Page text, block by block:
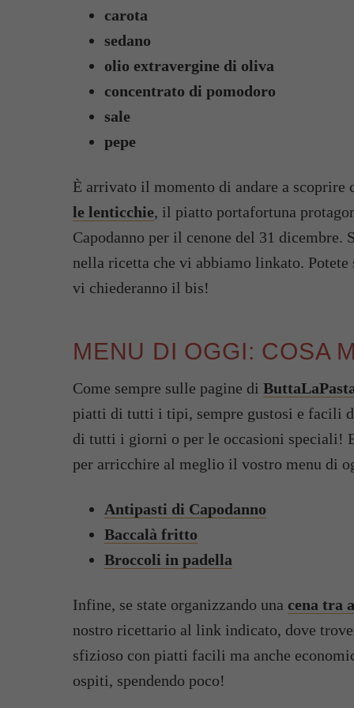
carota
sedano
olio extravergine di oliva
concentrato di pomodoro
sale
pepe
È arrivato il momento di andare a scoprire
le lenticchie, il piatto portafortuna
Capodanno per il cenone del 31 dicembre.
nella ricetta che vi abbiamo linkato. Potete
vi chiederanno il bis!
MENU DI OGGI: COSA
Come sempre sulle pagine di
piatti di tutti i tipi, sempre gustosi e facili
di tutti i giorni o per le occasioni speciali!
per arricchire al meglio il vostro menu di
Antipasti di Capodanno
Baccalà fritto
Broccoli in padella
Infine, se state organizzando una cena tra
nostro ricettario al link indicato, dove
sfizioso con piatti facili ma anche
ospiti, spendendo poco!